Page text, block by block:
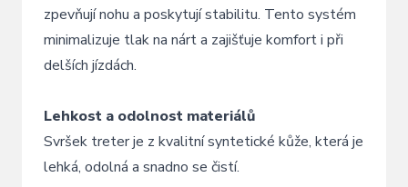
zpevňují nohu a poskytují stabilitu. Tento systém
minimalizuje tlak na nárt a zajišťuje komfort i při
delších jízdách.
Lehkost a odolnost materiálů
Svršek treter je z kvalitní syntetické kůže, která je
lehká, odolná a snadno se čistí.